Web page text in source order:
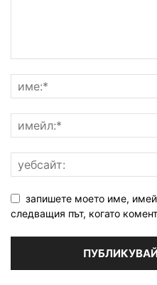
запишете моето име,
следващия път, когато